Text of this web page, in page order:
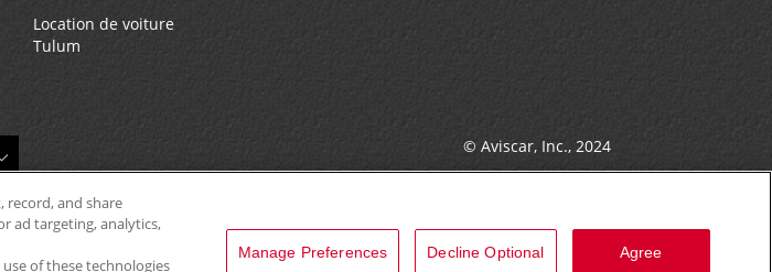
Location de voiture
Tulum
© Aviscar, Inc., 2024
record, and share
ad targeting, analytics,
of these technologies
Manage Preferences Decline Optional Agree